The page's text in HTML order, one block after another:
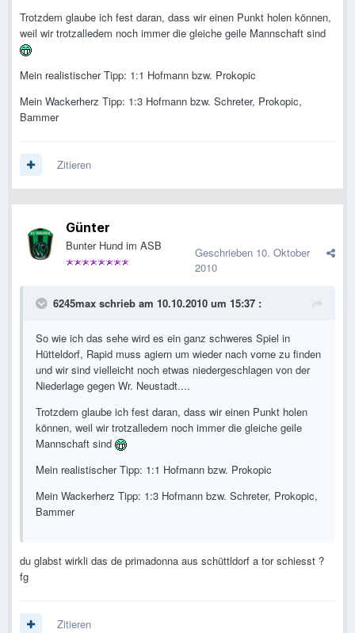
Trotzdem glaube ich fest daran, dass wir einen Punkt holen können,
weil wir trotzalledem noch immer die gleiche geile Mannschaft sind
Mein realistischer Tipp: 1:1 Hofmann bzw. Prokopic
Mein Wackerherz Tipp: 1:3 Hofmann bzw. Schreter, Prokopic,
Bammer
Zitieren
Günter
Bunter Hund im ASB Geschrieben 10. Oktober
2010
6245max schrieb am 10.10.2010 um 15:37 :
So wie ich das sehe wird es ein ganz schweres Spiel in
Hütteldorf, Rapid muss agiern um wieder nach vorne zu finden
und wir sind vielleicht noch etwas niedergeschlagen von der
Niederlage gegen Wr. Neustadt....
Trotzdem glaube ich fest daran, dass wir einen Punkt holen
können, weil wir trotzalledem noch immer die gleiche geile
Mannschaft sind
Mein realistischer Tipp: 1:1 Hofmann bzw. Prokopic
Mein Wackerherz Tipp: 1:3 Hofmann bzw. Schreter, Prokopic,
Bammer
du glabst wirkli das de primadonna aus schüttldorf a tor schiesst ?
fg
Zitieren